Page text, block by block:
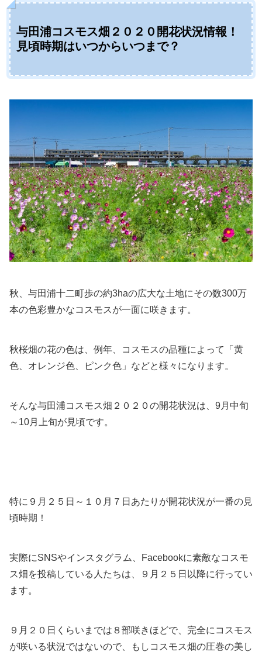
与田浦コスモス畑２０２０開花状況情報！
見頃時期はいつからいつまで？
秋、与田浦十二町歩の約3haの広大な土地にその数300万
本の色彩豊かなコスモスが一面に咲きます。
秋桜畑の花の色は、例年、コスモスの品種によって「黄
色、オレンジ色、ピンク色」などと様々になります。
そんな与田浦コスモス畑２０２０の開花状況は、9月中旬
～10月上旬が見頃です。
特に９月２５日～１０月７日あたりが開花状況が一番の見
頃時期！
実際にSNSやインスタグラム、Facebookに素敵なコスモ
ス畑を投稿している人たちは、９月２５日以降に行ってい
ます。
９月２０日くらいまでは８部咲きほどで、完全にコスモス
が咲いる状況ではないので、もしコスモス畑の圧巻の美し